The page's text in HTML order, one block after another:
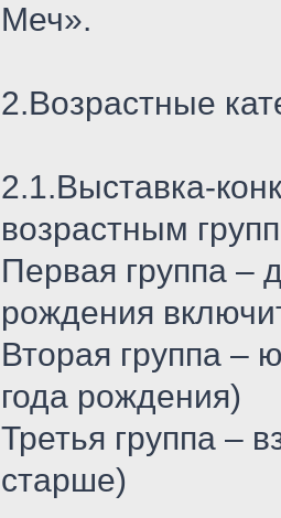
Меч».
2.Возрастные
2.1.Выставка-
возрастным
Первая группа –
рождения
Вторая группа –
года рождения)
Третья группа –
старше)